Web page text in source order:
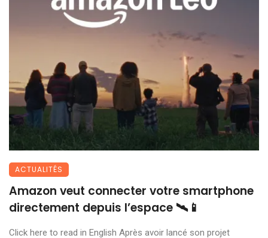
ACTUALITÉS
Amazon veut connecter votre smartphone
directement depuis l’espace 🛰️📱
Click here to read in English Après avoir lancé son projet